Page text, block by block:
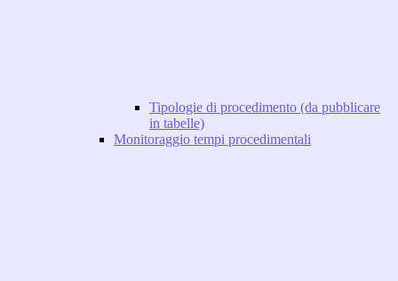
Tipologie di procedimento (da pubblicare
in tabelle)
Monitoraggio tempi procedimentali